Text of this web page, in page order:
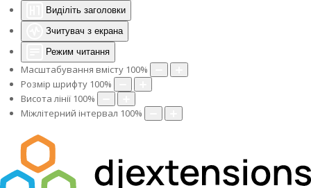
Виділіть заголовки
Зчитувач з екрана
Режим читання
Масштабування вмісту 100%
Розмір шрифту 100%
Висота лінії 100%
Міжлітерний інтервал 100%